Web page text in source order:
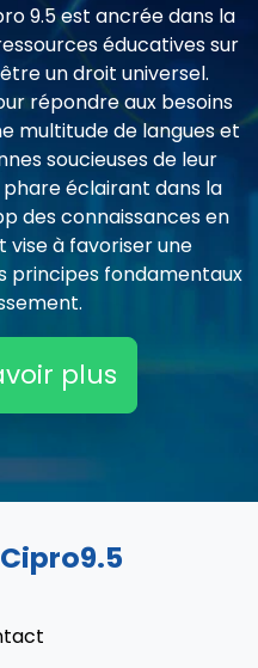
9.5 est ancrée dans la
éducatives sur
un droit universel.
répondre aux besoins
multitude de langues et
soucieuses de leur
éclairant dans la
des connaissances en
vise à favoriser une
principes fondamentaux
plus